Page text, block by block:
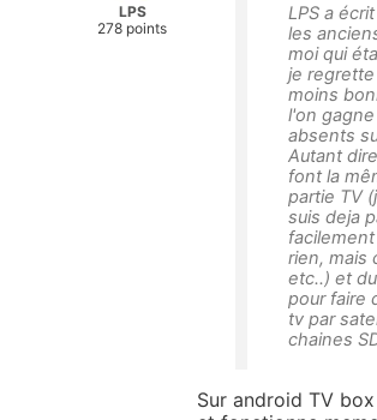
LPS
278 points
LPS a
les
moi qui
je
moins
l'on
absents
Autant
font la
partie TV
suis deja
rien, mais
etc..) et
pour faire
tv par
chaines
Sur android TV